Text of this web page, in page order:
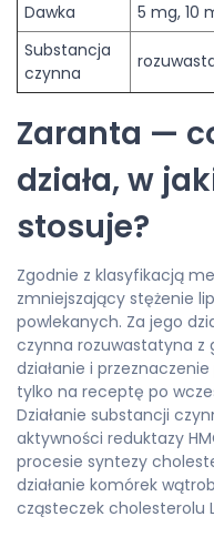
Dawka
5 mg, 10
Substancja
czynna
Zaranta —
działa, w
stosuje?
Zgodnie z klasyfikacją
zmniejszający stężenie
powlekanych. Za jego
czynna rozuwastatyna z
działanie i
tylko na receptę po
Działanie substancji
aktywności reduktazy
procesie syntezy
działanie komórek
cząsteczek cholesterolu